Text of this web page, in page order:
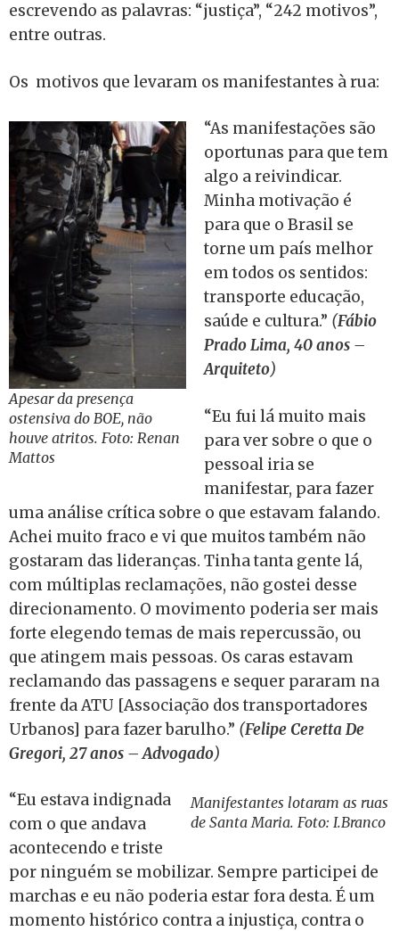
escrevendo as palavras: “justiça”, “242 motivos”,
entre outras.
Os motivos que levaram os manifestantes à rua:
Apesar da presença
ostensiva do BOE, não
houve atritos. Foto: Renan
Mattos
“As manifestações são
oportunas para que tem
algo a reivindicar.
Minha motivação é
para que o Brasil se
torne um país melhor
em todos os sentidos:
transporte educação,
saúde e cultura.” (Fábio
Prado Lima, 40 anos –
Arquiteto)
“Eu fui lá muito mais
para ver sobre o que o
pessoal iria se
manifestar, para fazer
uma análise crítica sobre o que estavam falando.
Achei muito fraco e vi que muitos também não
gostaram das lideranças. Tinha tanta gente lá,
com múltiplas reclamações, não gostei desse
direcionamento. O movimento poderia ser mais
forte elegendo temas de mais repercussão, ou
que atingem mais pessoas. Os caras estavam
reclamando das passagens e sequer pararam na
frente da ATU [Associação dos transportadores
Urbanos] para fazer barulho.” (Felipe Ceretta De
Gregori, 27 anos – Advogado)
Manifestantes lotaram as ruas
de Santa Maria. Foto: I.Branco
“Eu estava indignada
com o que andava
acontecendo e triste
por ninguém se mobilizar. Sempre participei de
marchas e eu não poderia estar fora desta. É um
momento histórico contra a injustiça, contra o